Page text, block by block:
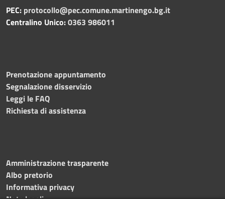
PEC: protocollo@pec.comune.martinengo.bg.it
Centralino Unico:0363 986011
Prenotazione appuntamento
Segnalazione disservizio
Leggi le FAQ
Richiesta di assistenza
Amministrazione trasparente
Albo pretorio
Informativa privacy